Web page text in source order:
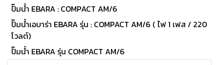
ปั๊มน้ำ EBARA : COMPACT AM/6
ปั๊มน้ำเอบาร่า EBARA รุ่น : COMPACT AM/6 ( ไฟ 1 เฟส / 220
โวลต์)
ปั๊มน้ำ EBARA รุ่น COMPACT AM/6